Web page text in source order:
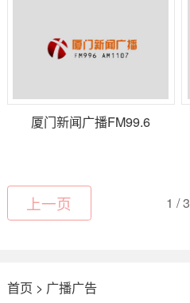
厦门新闻广播FM99.6
上一页 1 / 3
首页 > 广播广告